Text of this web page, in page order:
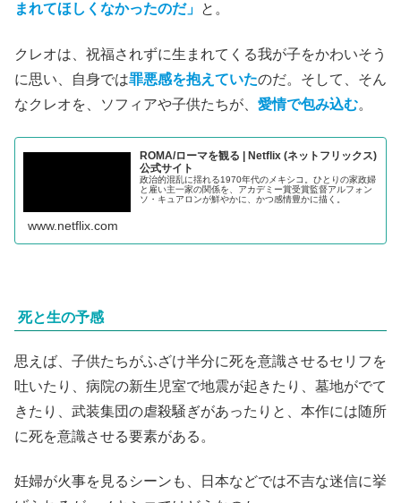
まれてほしくなかったのだ」 と。
クレオは、祝福されずに生まれてくる我が子をかわいそう
に思い、自身では罪悪感を抱えていたのだ。そして、そん
なクレオを、ソフィアや子供たちが、 愛情で包み込む。
ROMA/ローマ を観 る | Netflix ( ネ ッ ト フ リ ッ ク ス )
公 式サ イ ト
政治的混乱に揺れる1970年代のメキシコ。ひとりの家政婦
と雇い主一家の関係を、アカデミー賞受賞監督アルフォン
ソ・キュアロンが鮮やかに、かつ感情豊かに描く。
www.netflix.com
死と生の予感
思えば、子供たちがふざけ半分に死を意識させるセリフを
吐いたり、病院の新生児室で地震が起きたり、墓地がでて
きたり、武装集団の虐殺騒ぎがあったりと、本作には随所
に死を意識させる要素がある。
妊婦が火事を見るシーンも、日本などでは不吉な迷信に挙